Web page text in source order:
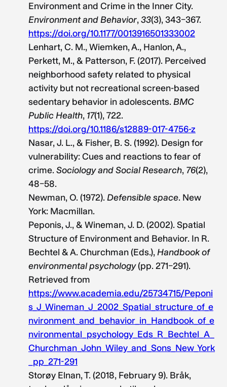
Environment and Crime in the Inner City.
Environment and Behavior,33(3), 343–367.
https://doi.org/10.1177/0013916501333002
Lenhart, C. M., Wiemken, A., Hanlon, A.,
Perkett, M., & Patterson, F. (2017). Perceived
neighborhood safety related to physical
activity but not recreational screen-based
sedentary behavior in adolescents.BMC
Public Health, 17(1), 722.
https://doi.org/10.1186/s12889-017-4756-z
Nasar, J. L., & Fisher, B. S. (1992). Design for
vulnerability: Cues and reactions to fear of
crime.Sociologyand Social Research, 76(2),
48–58.
Newman, O. (1972).Defensiblespace. New
York: Macmillan.
Peponis, J., & Wineman, J. D. (2002). Spatial
Structure of Environment and Behavior. In R.
Bechtel & A. Churchman (Eds.),Handbook of
environmental psychology(pp. 271–291).
Retrieved from
https://www.academia.edu/25734715/Peponi
s_J_Wineman_J_2002_Spatial_structure_of_e
nvironment_and_behavior_in_Handbook_of_e
nvironmental_psychology_Eds_R_Bechtel_A_
Churchman_John_Wiley_and_Sons_New_York
_pp_271-291
Storøy Elnan, T. (2018, February 9). Bråk,